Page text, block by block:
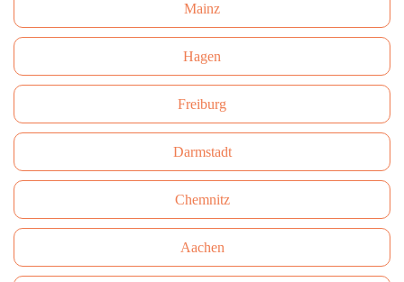
Mainz
Hagen
Freiburg
Darmstadt
Сhemnitz
Aachen